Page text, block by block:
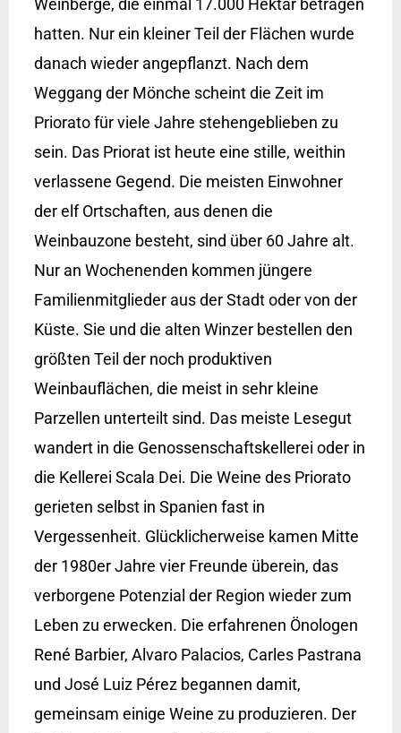
Weinberge, die einmal 17.000 Hektar betragen
hatten. Nur ein kleiner Teil der Flächen wurde
danach wieder angepflanzt. Nach dem
Weggang der Mönche scheint die Zeit im
Priorato für viele Jahre stehengeblieben zu
sein. Das Priorat ist heute eine stille, weithin
verlassene Gegend. Die meisten Einwohner
der elf Ortschaften, aus denen die
Weinbauzone besteht, sind über 60 Jahre alt.
Nur an Wochenenden kommen jüngere
Familienmitglieder aus der Stadt oder von der
Küste. Sie und die alten Winzer bestellen den
größten Teil der noch produktiven
Weinbauflächen, die meist in sehr kleine
Parzellen unterteilt sind. Das meiste Lesegut
wandert in die Genossenschaftskellerei oder in
die Kellerei Scala Dei. Die Weine des Priorato
gerieten selbst in Spanien fast in
Vergessenheit. Glücklicherweise kamen Mitte
der 1980er Jahre vier Freunde überein, das
verborgene Potenzial der Region wieder zum
Leben zu erwecken. Die erfahrenen Önologen
René Barbier, Alvaro Palacios, Carles Pastrana
und José Luiz Pérez begannen damit,
gemeinsam einige Weine zu produzieren. Der